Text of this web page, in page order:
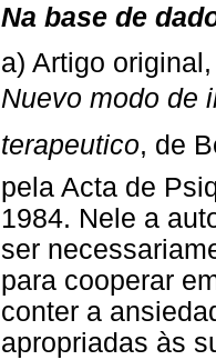
Na base de
a) Artigo
Nuevo modo
terapeutico, de
pela Acta de
1984. Nele a
ser
para cooperar
conter a
apropriadas às